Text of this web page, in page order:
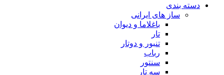
دسته بندی
ساز های ایرانی
باغلاما و دیوان
تار
تنبور و دوتار
رباب
سنتور
سه تار